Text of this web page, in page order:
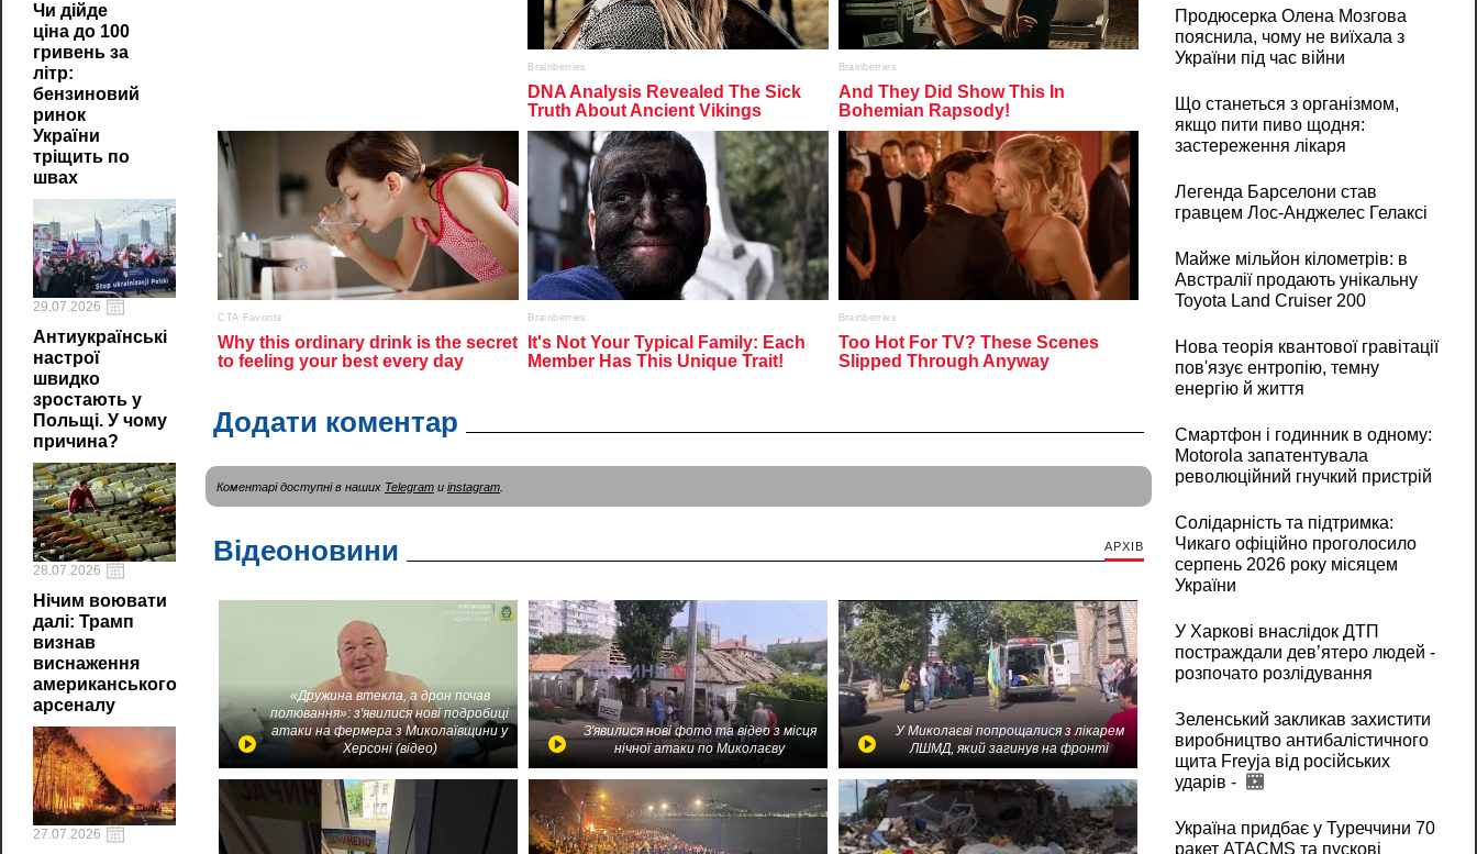
Чи дійде
ціна до 100
гривень за
літр:
бензиновий
ринок
України
тріщить по
швах
29.07.2026
Антиукраїнські
настрої
швидко
зростають у
Польщі. У чому
причина?
28.07.2026
Нічим воювати
далі: Трамп
визнав
виснаження
американського
арсеналу
27.07.2026
Додати коментар
Коментарі доступні в наших Telegram и instagram
Відеоновини АРХІВ
«Дружина втекла, а дрон почав
полювання»: з'явилися нові подробиці
атаки на фермера з Миколаївщини у
Херсоні (відео)
З'явилися нові фото та відео з місця
нічної атаки по Миколаєву
У Миколаєві попрощалися з лікарем
ЛШМД, який загинув на фронті
Продюсерка Олена Мозгова
пояснила, чому не виїхала з
України під час війни
Що станеться з організмом,
якщо пити пиво щодня:
застереження лікаря
Легенда Барселони став
гравцем Лос-Анджелес Гелаксі
Майже мільйон кілометрів: в
Австралії продають унікальну
Toyota Land Cruiser 200
Нова теорія квантової гравітації
пов'язує ентропію, темну
енергію й життя
Смартфон і годинник в одному:
Motorola запатентувала
революційний гнучкий пристрій
Солідарність та підтримка:
Чикаго офіційно проголосило
серпень 2026 року місяцем
України
У Харкові внаслідок ДТП
постраждали дев’ятеро людей -
розпочато розлідування
Зеленський закликав захистити
виробництво антибалістичного
щита Freyja від російських
ударів -
Україна придбає у Туреччини 70
ракет ATACMS та пускові